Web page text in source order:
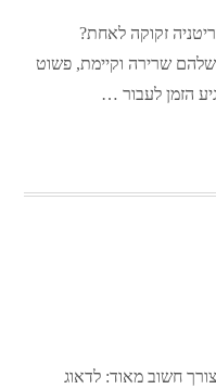
זקוקה לאחת?
שרירה וקיימת, פשוט
הזמן לעבור …
חשוב מאוד: לדאוג